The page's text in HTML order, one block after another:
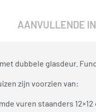
AANVULLENDE
dubbele glasdeur.
zijn voorzien van:
vuren staanders 12×12